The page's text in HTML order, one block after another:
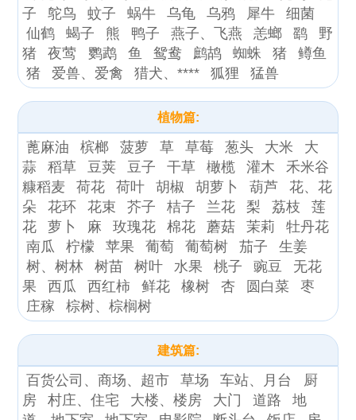
子
鸵鸟 蚊子 蜗牛 乌龟 乌鸦 犀牛
细菌
仙鹤
蝎子 熊 鸭子 燕子、飞燕 恙螂 鹞
野
猪
夜莺 鹦鹉 鱼 鸳鸯 鹧鸪 蜘蛛 猪
鳟鱼
猪
爱兽、爱禽 猎犬、**** 狐狸 猛兽
植物篇:
蓖麻油 槟榔 菠萝 草 草莓 葱头 大米
大
蒜
稻草 豆荚 豆子 干草 橄榄 灌木
禾米谷
糠稻麦
荷花 荷叶 胡椒 胡萝卜 葫芦
花、花
朵
花环 花束 芥子 桔子 兰花 梨 荔枝
莲
花
萝卜 麻 玫瑰花 棉花 蘑菇 茉莉
牡丹花
南瓜
柠檬 苹果 葡萄 葡萄树 茄子
生姜
树、树林
树苗 树叶 水果 桃子 豌豆
无花
果
西瓜 西红柿 鲜花 橡树 杏 圆白菜
枣
庄稼
棕树、棕榈树
建筑篇:
百货公司、商场、超市 草场 车站、月台
厨
房
村庄、住宅 大楼、楼房 大门 道路
地